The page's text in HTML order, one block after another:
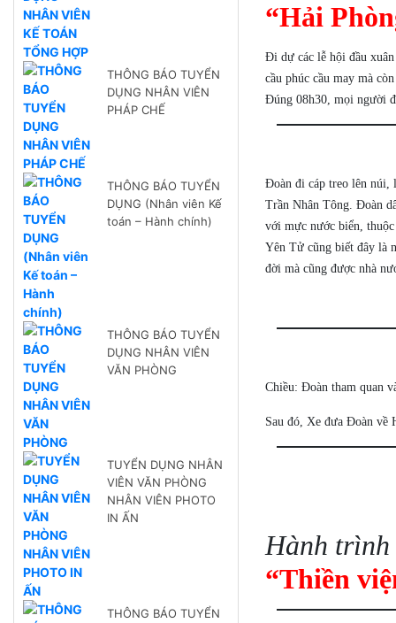
THÔNG BÁO TUYỂN
DỤNG NHÂN VIÊN
PHÁP CHẾ
THÔNG BÁO TUYỂN
DỤNG (Nhân viên Kế
toán – Hành chính)
THÔNG BÁO TUYỂN
DỤNG NHÂN VIÊN
VĂN PHÒNG
TUYỂN DỤNG NHÂN
VIÊN VĂN PHÒNG
NHÂN VIÊN PHOTO
IN ẤN
THÔNG BÁO TUYỂN
“Hải
Đi dự các lễ hội đầu
cầu phúc cầu may mà
Đúng 08h30, mọi người
Đoàn đi cáp treo lên núi,
Trần Nhân Tông. Đoàn
với mực nước biển,
Yên Tử cũng biết đây là
đời mà cũng được nhà
Chiều: Đoàn tham quan
Sau đó, Xe đưa Đoàn về
Hành
“Thiền